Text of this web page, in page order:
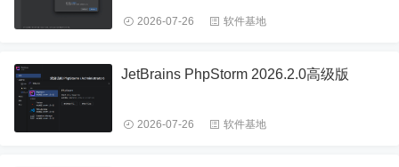
2026-07-26 软件基地
JetBrains PhpStorm 2026.2.0高级版
2026-07-26 软件基地